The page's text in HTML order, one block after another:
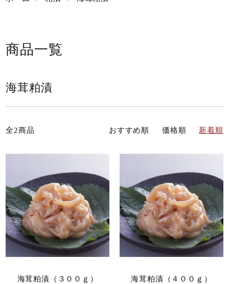
商品一覧
海茸粕漬
全2商品 おすすめ順 価格順 新着順
海茸粕漬（３００ｇ） 海茸粕漬（４００ｇ）